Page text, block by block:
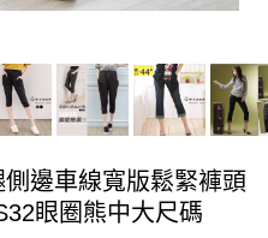
邊車線寬版鬆緊褲頭
眼圈熊中大尺碼